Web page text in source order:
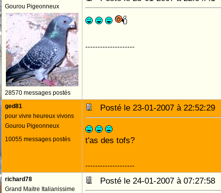
Gourou Pigeonneux
28570 messages postés
--------------------
ged81
pour vivre heureux vivons
Gourou Pigeonneux
10055 messages postés
Posté le 23-01-2007 à
t'as des tofs?
--------------------
richard78
Grand Maitre Italianissime
Posté le 24-01-2007 à